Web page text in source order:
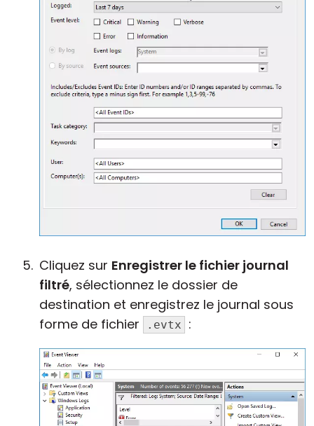
Cliquez sur Enregistrer le fichier journal
filtré, sélectionnez le dossier de
destination et enregistrez le journal sous
forme de fichier
.evtx :